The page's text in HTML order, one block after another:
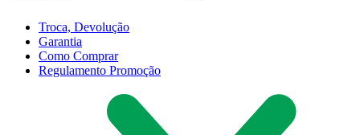
Troca, Devolução
Garantia
Como Comprar
Regulamento Promoção